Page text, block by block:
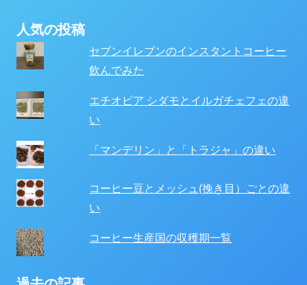
人気の投稿
セブンイレブンのインスタントコーヒー
飲んでみた
エチオピア シダモとイルガチェフェの違
い
「マンデリン」と「トラジャ」の違い
コーヒー豆とメッシュ(挽き目）ごとの違
い
コーヒー生産国の収穫期一覧